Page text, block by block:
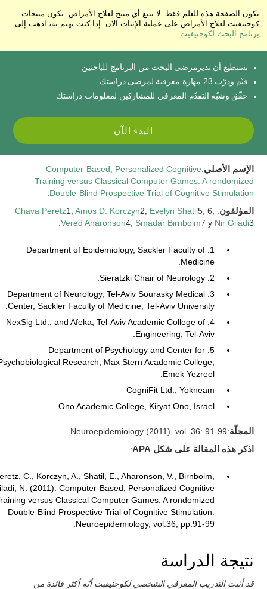
تكون الصفحة هذه للعلم فقط. لا نبيع أي منتج لعلاج الأمراض. تكون منتجات
كوجنيفيت لعلاج الأمراض على عملية الإثبات الآن. إذا كنت تهتم به، اذهب إلى
برنامج البحث لكوجنيفيت
تستطيع أن تديرمرضى البحث من البرنامج للباحثين
قيّم ودرّب 23 مهارة معرفية لمرضى دراستك
حقّق وشبّه التقدّم المعرفي للمشاركين لمعلومات دراستك
البدء الآن
الإسم الأصلي:
Computer-Based, Personalized Cognitive
Training versus Classical Computer Games: A rondomized
Double-Blind Prospective Trial of Cognitive Stimulation
المؤلفون:
Chava Peretz1, Amos D. Korczyn2, Evelyn Shatil5, 6,
Vered Aharonson4, Smadar Birnboim7 y Nir Giladi3.
1. Department of Epidemiology, Sackler Faculty of
Medicine.
2. Sieratzki Chair of Neurology.
3. Department of Neurology, Tel-Aviv Sourasky Medical
Center, Sackler Faculty of Medicine, Tel-Aviv University.
4. NexSig Ltd., and Afeka, Tel-Aviv Academic College of
Engineering, Tel-Aviv.
5. Department of Psychology and Center for
Research, Max Stern Academic College,
Emek Yezreel.
CogniFit Ltd., Yokneam
Ono Academic College, Kiryat Ono, Israel.
المجلّة:Neuroepidemiology (2011), vol. 36: 91-99.
اذكر هذه المقالة على شكل APA
:
C., Korczyn, A., Shatil, E., Aharonson, V., Birnboim,
N. (2011). Computer-Based, Personalized Cognitive
versus Classical Computer Games: A rondomized
Double-Blind Prospective Trial of Cognitive Stimulation.
Neuroepidemiology, vol.36, pp.91-99.
نتيجة الدراسة
قد أثبت التدريب المعرفي الشخصي لكوجنيفيت أنّه أكثر فائدة من